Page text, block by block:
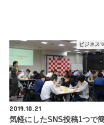
ビジネス
2019.10.21
気軽にしたSNS投稿1つで